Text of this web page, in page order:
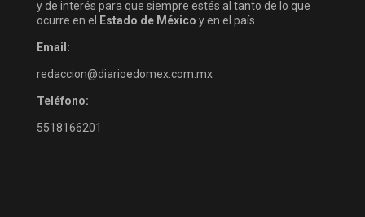
y de interés para que siempre estés al tanto de lo que
ocurre en el
Estado de México y en el país.
Email:
redaccion@diarioedomex.com.mx
Teléfono:
5518166201